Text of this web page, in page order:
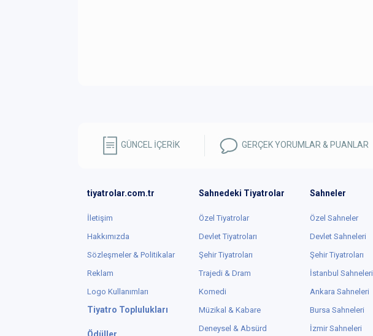
GÜNCEL İÇERİK GERÇEK YORUMLAR & PUANLAR
tiyatrolar.com.tr
İletişim
Hakkımızda
Sözleşmeler & Politikalar
Reklam
Logo Kullanımları
Tiyatro Toplulukları
Sahnedeki Tiyatrolar
Özel Tiyatrolar
Devlet Tiyatroları
Şehir Tiyatroları
Trajedi & Dram
Komedi
Müzikal & Kabare
Deneysel & Absürd
Sahneler
Özel Sahneler
Devlet Sahneleri
Şehir Tiyatroları
İstanbul Sahneleri
Ankara Sahneleri
Bursa Sahneleri
İzmir Sahneleri